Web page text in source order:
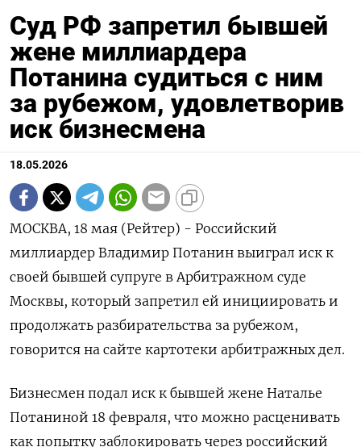
Суд РФ запретил бывшей
жене миллиардера
Потанина судиться с ним
за рубежом, удовлетворив
иск бизнесмена
18.05.2026
МОСКВА, 18 мая (Рейтер) - Российский
миллиардер Владимир Потанин выиграл иск к
своей бывшей супруге в Арбитражном суде
Москвы, который запретил ей инициировать и
продолжать разбирательства за ‌рубежом,
говорится на сайте картотеки арбитражных дел.
Бизнесмен подал иск к бывшей жене Наталье
Потаниной 18 февраля, что можно расценивать
как попытку заблокировать через российский ​